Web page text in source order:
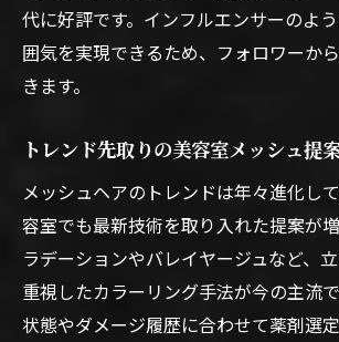
代に好評です。インフルエンサーのよ
囲気を実現できるため、フォロワーか
きます。
トレンド先取りの美容室メッシュ提
メッシュヘアのトレンドは年々進化し
容室でも最新技術を取り入れた提案が
ラデーションやバレイヤージュなど、
重視したカラーリング手法が今の主流
状態やダメージ履歴に合わせて薬剤選定